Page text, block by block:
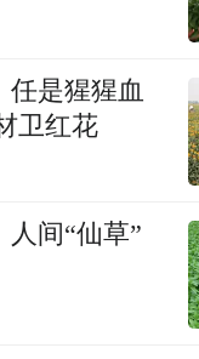
任是猩猩血
卫红花
人间“仙草”